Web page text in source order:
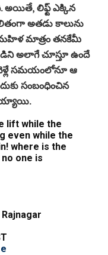
అయితే, లిఫ్ట్‌ ఎక్కిన
అతడు కాలును
మహిళ మాత్రం తనకేమీ
అలాగే చూస్తూ ఉందే
సమయంలోనూ ఆ
సంబంధించిన
lift while the
even while the
where is the
one is